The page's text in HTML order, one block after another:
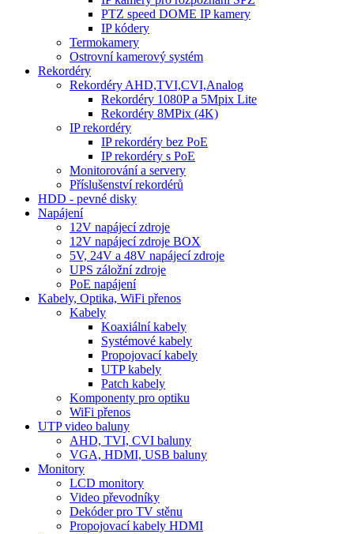
PTZ speed DOME IP kamery
IP kódery
Termokamery
Ostrovní kamerový systém
Rekordéry
Rekordéry AHD,TVI,CVI,Analog
Rekordéry 1080P a 5Mpix Lite
Rekordéry 8MPix (4K)
IP rekordéry
IP rekordéry bez PoE
IP rekordéry s PoE
Monitorování a servery
Příslušenství rekordérů
HDD - pevné disky
Napájení
12V napájecí zdroje
12V napájecí zdroje BOX
5V, 24V a 48V napájecí zdroje
UPS záložní zdroje
PoE napájení
Kabely, Optika, WiFi přenos
Kabely
Koaxiální kabely
Systémové kabely
Propojovací kabely
UTP kabely
Patch kabely
Komponenty pro optiku
WiFi přenos
UTP video baluny
AHD, TVI, CVI baluny
VGA, HDMI, USB baluny
Monitory
LCD monitory
Video převodníky
Dekóder pro TV stěnu
Propojovací kabely HDMI